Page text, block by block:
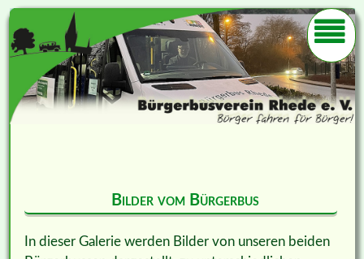
Bilder vom Bürgerbus
In dieser Galerie werden Bilder von unseren beiden